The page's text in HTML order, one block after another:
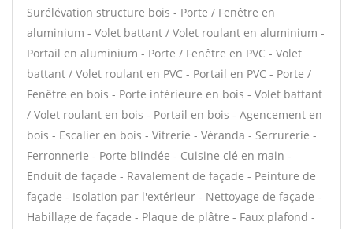
Surélévation structure bois - Porte / Fenêtre en
aluminium - Volet battant / Volet roulant en aluminium -
Portail en aluminium - Porte / Fenêtre en PVC - Volet
battant / Volet roulant en PVC - Portail en PVC - Porte /
Fenêtre en bois - Porte intérieure en bois - Volet battant
/ Volet roulant en bois - Portail en bois - Agencement en
bois - Escalier en bois - Vitrerie - Véranda - Serrurerie -
Ferronnerie - Porte blindée - Cuisine clé en main -
Enduit de façade - Ravalement de façade - Peinture de
façade - Isolation par l'extérieur - Nettoyage de façade -
Habillage de façade - Plaque de plâtre - Faux plafond -